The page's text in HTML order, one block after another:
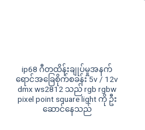
ip68 ဂီတထိန်းချုပ်မှုအနက်
ရောင်အခြေစိုက်စခန်း 5v / 12v
dmx ws2812 သည် rgb rgbw
pixel point square light ကို ဦး
ဆောင်နေသည်